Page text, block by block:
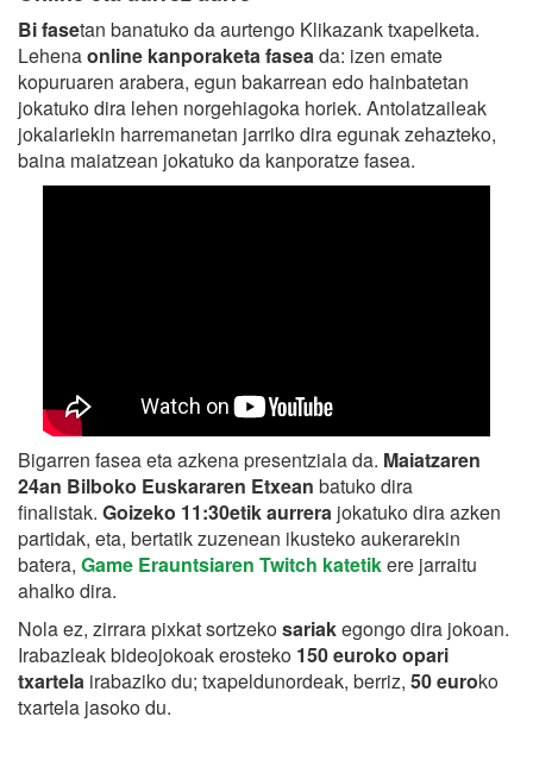
Bi fasetan banatuko da aurtengo Klikazank txapelketa.
Lehenaonline kanporaketa faseada: izen emate
kopuruaren arabera, egun bakarrean edo hainbatetan
jokatuko dira lehen norgehiagoka horiek. Antolatzaileak
jokalariekin harremanetan jarriko dira egunak zehazteko,
baina maiatzean jokatuko da kanporatze fasea.
Bigarren fasea eta azkena presentziala da. Maiatzaren
24an Bilboko Euskararen Etxean batuko dira
finalistak. Goizeko 11:30etik aurrera jokatuko dira azken
partidak, eta, bertatik zuzenean ikusteko aukerarekin
batera, Game Erauntsiaren Twitch katetikere jarraitu
ahalko dira.
Nola ez, zirrara pixkat sortzekosariakegongo dira jokoan.
Irabazleak bideojokoak erosteko 150 euroko opari
txartela irabaziko du; txapeldunordeak, berriz, 50 euroko
txartela jasoko du.